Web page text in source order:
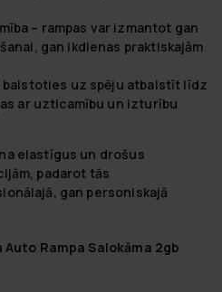
– rampas var izmantot gan
gan ikdienas praktiskajām
balstoties uz spēju atbalstīt līdz
ar uzticamību un izturību
elastīgus un drošus
padarot tās
gan personiskajā
Rampa Salokāma 2gb